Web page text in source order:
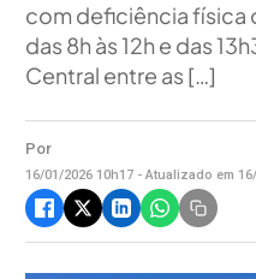
com deficiência física
das 8h às 12h e das
Central entre as […]
Por
16/01/2026 10h17 - Atualizado em